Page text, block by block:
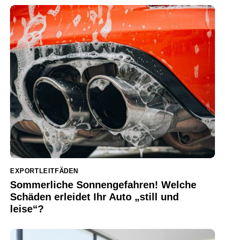
EXPORTLEITFÄDEN
Sommerliche Sonnengefahren! Welche
Schäden erleidet Ihr Auto „still und
leise“?